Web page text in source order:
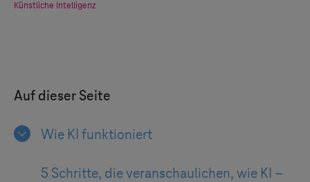
Künstliche Intelligenz
Auf dieser Seite
Wie KI funktioniert
5 Schritte, die veranschaulichen, wie KI –